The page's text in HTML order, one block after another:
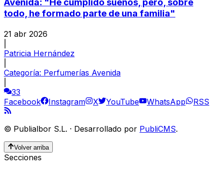
Avenida: "He cumplido sueños, pero, sobre
todo, he formado parte de una familia"
21 abr 2026
Patricia Hernández
Categoría: Perfumerías Avenida
33
Facebook
Instagram X YouTube WhatsApp RSS
© Publialbor S.L. · Desarrollado por PubliCMS.
Volver arriba
Secciones